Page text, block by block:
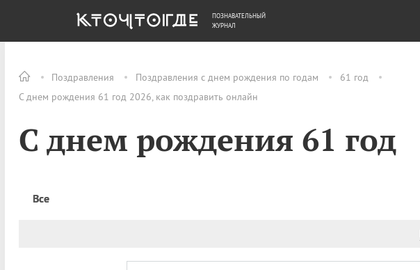
Поздравления Поздравления с днем рождения по годам
61 год
С днем рождения 61 год 2026, как поздравить онлайн
С днем рождения 61 год
Все
ОБЩЕСТВО ДЕНЬГИ
ПОЗНАВАТЕЛЬНЫЙ
ЖУРНАЛ